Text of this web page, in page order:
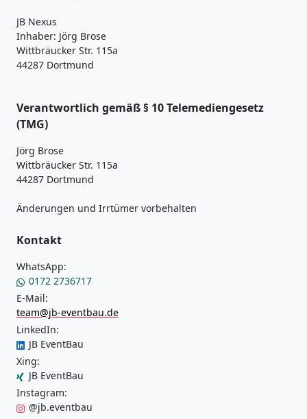
JB Nexus
Inhaber: Jörg Brose
Wittbräucker Str. 115a
44287 Dortmund
Verantwortlich gemäß § 10 Telemediengesetz
(TMG)
Jörg Brose
Wittbräucker Str. 115a
44287 Dortmund
Änderungen und Irrtümer vorbehalten
Kontakt
WhatsApp:
0172 2736717
E-Mail:
team@jb-eventbau.de
LinkedIn:
JB EventBau
Xing:
JB EventBau
Instagram:
@jb.eventbau